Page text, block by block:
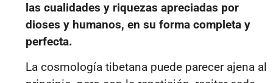
las cualidades y riquezas apreciadas por
dioses y humanos, en su forma completa y
perfecta.
La cosmología tibetana puede parecer ajena al